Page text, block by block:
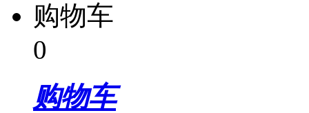
购物车
0
购物车